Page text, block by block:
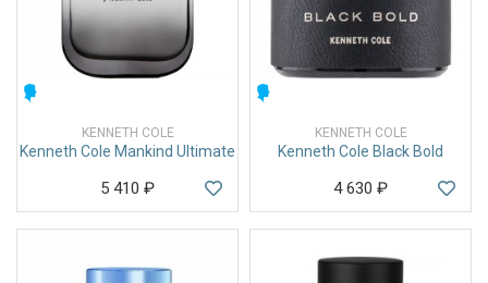
KENNETH COLE
Kenneth Cole Mankind Ultimate
5 410 ₽
KENNETH COLE
Kenneth Cole Black Bold
4 630 ₽